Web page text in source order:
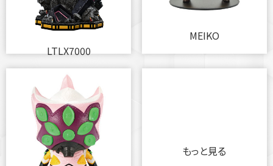
LTLX7000
MEIKO
もっと見る